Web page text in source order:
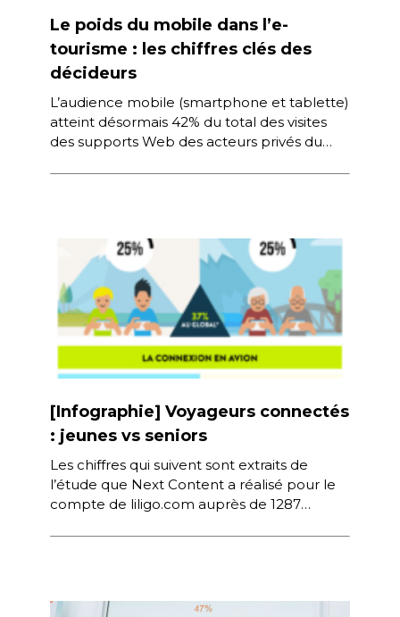
Le poids du mobile dans l’e-
tourisme : les chiffres clés des
décideurs
L’audience mobile (smartphone et tablette)
atteint désormais 42% du total des visites
des supports Web des acteurs privés du
[Infographie] Voyageurs connectés
: jeunes vs seniors
Les chiffres qui suivent sont extraits de
l’étude que Next Content a réalisé pour le
compte de liligo.com auprès de 1287